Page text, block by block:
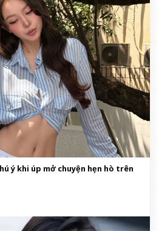
ý khi úp mở chuyện hẹn hò trên